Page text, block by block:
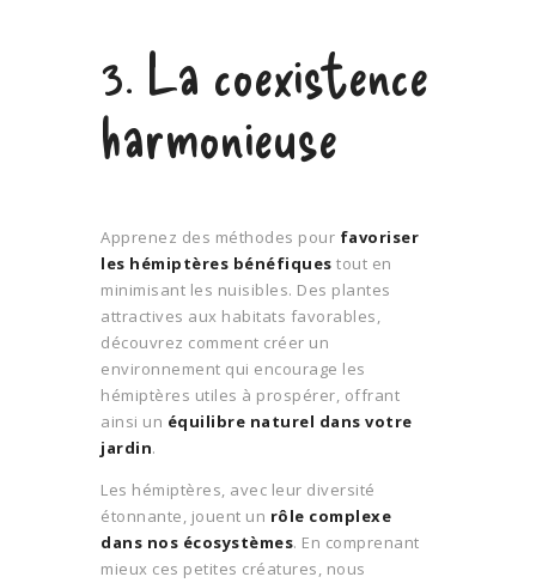
3. La coexistence
harmonieuse
Apprenez des méthodes pour favoriser
les hémiptères bénéfiques tout en
minimisant les nuisibles. Des plantes
attractives aux habitats favorables,
découvrez comment créer un
environnement qui encourage les
hémiptères utiles à prospérer, offrant
ainsi un équilibre naturel dans votre
jardin.
Les hémiptères, avec leur diversité
étonnante, jouent un rôle complexe
dans nos écosystèmes. En comprenant
mieux ces petites créatures, nous